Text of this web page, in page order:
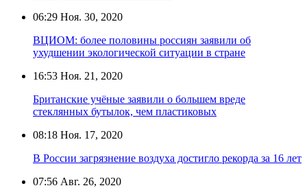
06:29 Ноя. 30, 2020
ВЦИОМ: более половины россиян заявили об
ухудшении экологической ситуации в стране
16:53 Ноя. 21, 2020
Британские учёные заявили о большем вреде
стеклянных бутылок, чем пластиковых
08:18 Ноя. 17, 2020
В России загрязнение воздуха достигло рекорда за 16 лет
07:56 Авг. 26, 2020